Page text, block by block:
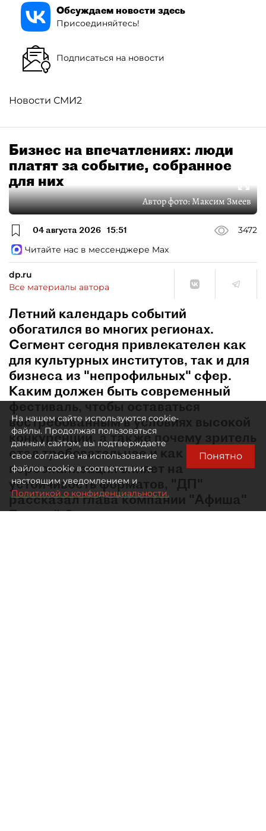
Обсуждаем новости здесь
Присоединяйтесь!
Подписаться на новости
Новости СМИ2
Бизнес на впечатлениях: люди
платят за событие, собранное
для них
Автор фото:Максим Змеев
04 августа 2026 15:51
3472
Читайте нас в мессенджере Max
dp.ru
Все материалы автора
Летний календарь событий
обогатился во многих регионах.
Сегмент сегодня привлекателен как
для культурных институтов, так и для
бизнеса из "непрофильных" сфер.
Каким должен быть современный
фестиваль, чтобы оставаться
востребованным в условиях высокой
конкуренции, а также почему зритель
стал требовательнее и как
персонализация влияет на
устойчивость форматов, "ДП"
рассказал глава компании "Афиша"
Евгений Сидоров.
На нашем сайте используются cookie-
файлы. Продолжая пользоваться
данным сайтом, вы подтверждаете
свое согласие на использование
файлов cookie в соответствии с
настоящим уведомлением и
Политикой о конфиденциальности.
Понятно